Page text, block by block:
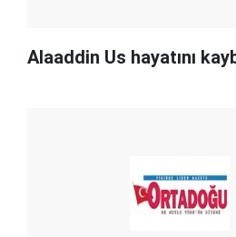
Alaaddin Us hayatını